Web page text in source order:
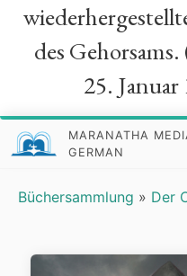
des
25.
MARANATHA
GERMAN
Büchersammlung » Der